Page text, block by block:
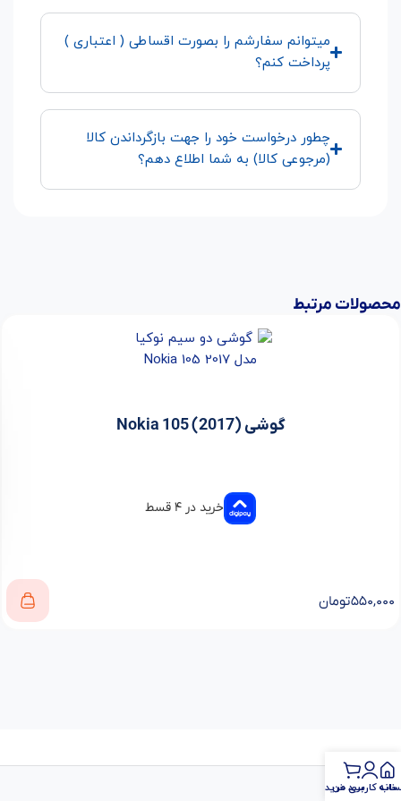
میتوانم سفارشم را بصورت اقساطی ( اعتباری )
پرداخت کنم؟
چطور درخواست خود را جهت بازگرداندن کالا
(مرجوعی کالا) به شما اطلاع دهم؟
محصولات مرتبط
گوشی (Nokia 105 (2017
خرید در ۴ قسط
۵۵۰,۰۰۰تومان
خانهکاربری من
سبد خرید